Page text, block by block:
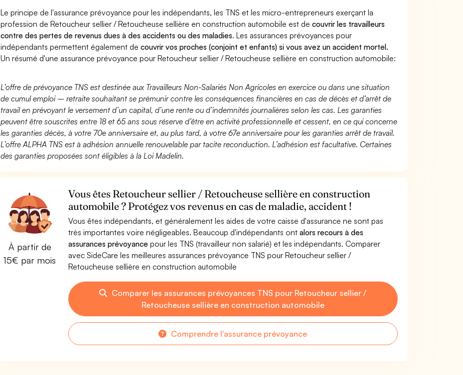
Le principe de l'assurance prévoyance pour les indépendants, les TNS et les micro-entrepreneurs exerçant la
profession de Retoucheur sellier / Retoucheuse sellière en construction automobile est decouvrir les travailleurs
contre des pertes de revenus dues à des accidents ou des maladies. Les assurances prévoyances pour
indépendants permettent également decouvrir vos proches (conjoint et enfants) si vous avez un accident mortel.
Un résumé d'une assurance prévoyance pour Retoucheur sellier / Retoucheuse sellière en construction automobile:
L’offre de prévoyance TNS est destinée aux Travailleurs Non-Salariés Non Agricoles en exercice ou dans une situation
de cumul emploi – retraite souhaitant se prémunir contre les conséquences financières en cas de décès et d’arrêt de
travail en prévoyant le versement d’un capital, d’une rente ou d’indemnités journalières selon les cas. Les garanties
peuvent être souscrites entre 18 et 65 ans sous réserve d’être en activité professionnelle et cessent, en ce qui concerne
les garanties décès, à votre 70e anniversaire et, au plus tard, à votre 67e anniversaire pour les garanties arrêt de travail.
L’offre ALPHA TNS est à adhésion annuelle renouvelable par tacite reconduction. L’adhésion est facultative. Certaines
des garanties proposées sont éligibles à la Loi Madelin.
À partir de
15€ par mois
Vous êtes Retoucheur sellier / Retoucheuse sellière en construction
automobile ? Protégez vos revenus en cas de maladie, accident !
Vous êtes indépendants, et généralement les aides de votre caisse d'assurance ne sont pas
très importantes voire négligeables. Beaucoup d'indépendants ont alors recours à des
assurances prévoyancepour les TNS (travailleur non salarié) et les indépendants. Comparer
avec SideCare les meilleures assurances prévoyance TNS pour Retoucheur sellier /
Retoucheuse sellière en construction automobile
Comparer les assurances prévoyances TNS pour Retoucheur sellier /
Retoucheuse sellière en construction automobile
Comprendre l'assurance prévoyance